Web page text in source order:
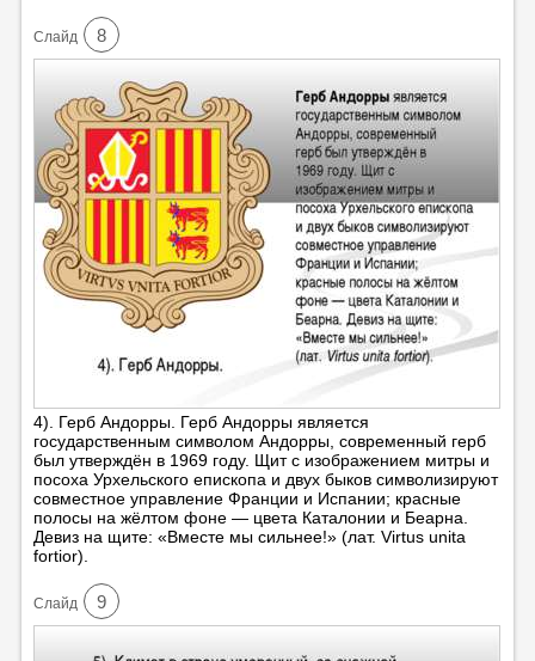
Cлайд 8
4). Герб Андорры. Герб Андорры является
государственным символом Андорры, современный герб
был утверждён в 1969 году. Щит с изображением митры и
посоха Урхельского епископа и двух быков символизируют
совместное управление Франции и Испании; красные
полосы на жёлтом фоне — цвета Каталонии и Беарна.
Девиз на щите: «Вместе мы сильнее!» (лат. Virtus unita
fortior).
Cлайд 9